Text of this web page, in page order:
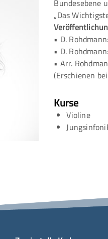
Bundesebene
„Das
• D.
• D.
• Arr.
(Erschienen
Kurse
Violine